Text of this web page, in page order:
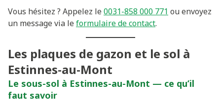
Vous hésitez ? Appelez le0031-858 000 771 ou envoyez
un message via leformulaire de contact.
Les plaques de gazon et le sol à
Estinnes-au-Mont
Le sous-sol à Estinnes-au-Mont — ce qu’il
faut savoir